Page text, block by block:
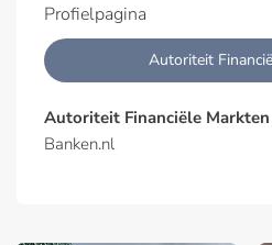
Profielpagina
Autoriteit
Autoriteit Financiële Markten
Banken.nl